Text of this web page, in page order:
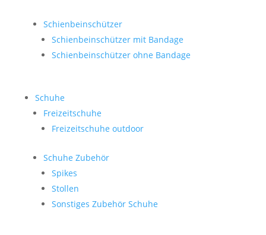
Schienbeinschützer
Schienbeinschützer mit Bandage
Schienbeinschützer ohne Bandage
Schuhe
Freizeitschuhe
Freizeitschuhe outdoor
Schuhe Zubehör
Spikes
Stollen
Sonstiges Zubehör Schuhe